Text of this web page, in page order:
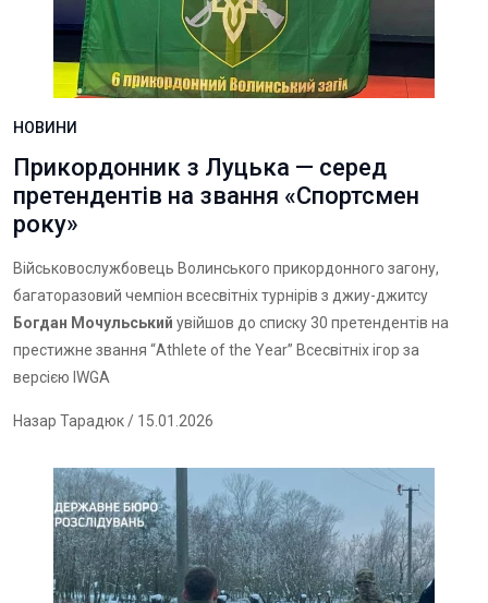
НОВИНИ
Прикордонник з Луцька — серед
претендентів на звання «Спортсмен
року»
Військовослужбовець Волинського прикордонного загону,
багаторазовий чемпіон всесвітніх турнірів з джиу-джитсу
Богдан Мочульський увійшов до списку 30 претендентів на
престижне звання “Athlete of the Year” Всесвітніх ігор за
версією IWGA
Назар Тарадюк/ 15.01.2026